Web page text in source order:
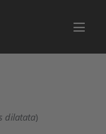
dilatata)